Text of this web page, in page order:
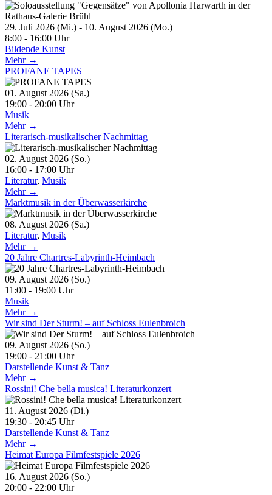
29. Juli 2026 (Mi.) - 10. August 2026 (Mo.)
8:00 - 16:00 Uhr
Bildende Kunst
Mehr →
PROFANE TAPES
01. August 2026 (Sa.)
19:00 - 20:00 Uhr
Musik
Mehr →
Literarisch-musikalischer Nachmittag
02. August 2026 (So.)
16:00 - 17:00 Uhr
Literatur, Musik
Mehr →
Marktmusik in der Überwasserkirche
08. August 2026 (Sa.)
Literatur, Musik
Mehr →
20 Jahre Chartres-Labyrinth-Heimbach
09. August 2026 (So.)
11:00 - 19:00 Uhr
Musik
Mehr →
Wir sind Der Sturm! – auf Schloss Eulenbroich
09. August 2026 (So.)
19:00 - 21:00 Uhr
Darstellende Kunst & Tanz
Mehr →
Rossini! Che bella musica! Literaturkonzert
11. August 2026 (Di.)
19:30 - 20:45 Uhr
Darstellende Kunst & Tanz
Mehr →
Heimat Europa Filmfestspiele 2026
16. August 2026 (So.)
20:00 - 22:00 Uhr